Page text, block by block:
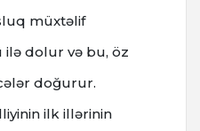
müxtəlif
ilə dolur və bu, öz
doğurur.
ilk illərinin